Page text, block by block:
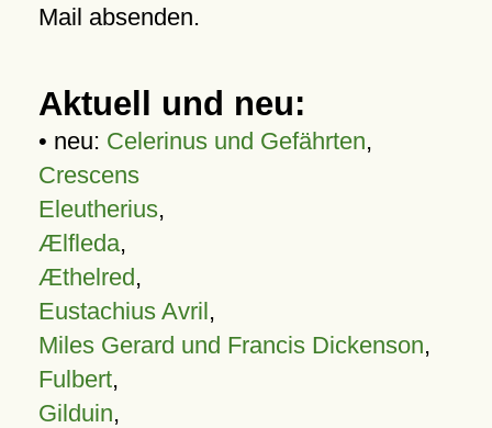
Mail absenden.
Aktuell und neu:
• neu: Celerinus und Gefährten,
Crescens
Eleutherius,
Ælfleda,
Æthelred,
Eustachius Avril,
Miles Gerard und Francis Dickenson,
Fulbert,
Gilduin,